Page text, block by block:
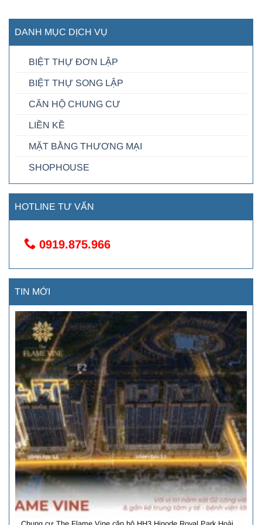
DANH MỤC DỊCH VỤ
BIỆT THỰ ĐƠN LẬP
BIỆT THỰ SONG LẬP
CĂN HỘ CHUNG CƯ
LIỀN KỀ
MẶT BẰNG THƯƠNG MẠI
SHOPHOUSE
HOTLINE TƯ VẤN
0919.875.966
TIN MỚI